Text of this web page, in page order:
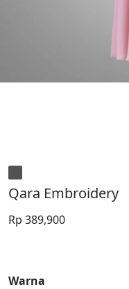
Qara Embroidery
Rp 389,900
Warna